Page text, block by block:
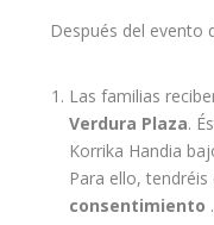
Después del evento
Las familias
Verdura Plaza.
Korrika Handia
Para ello,
consentimiento .